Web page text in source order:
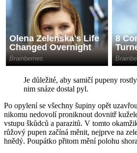
Je důležité, aby samičí pupeny
nim snáze dostal pyl.
Po opylení se všechny šupiny opět
nikomu nedovolí proniknout dovnitř
vstupu škůdců a parazitů. V tomto
růžový pupen začíná měnit, nejprve na
hnědý. Poupátko přitom mění polohu